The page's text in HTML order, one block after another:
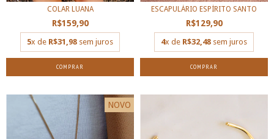
COLAR LUANA
R$159,90
5x de R$31,98 sem juros
COMPRAR
ESCAPULÁRIO ESPÍRITO SANTO
R$129,90
4x de R$32,48 sem juros
COMPRAR
NOVO